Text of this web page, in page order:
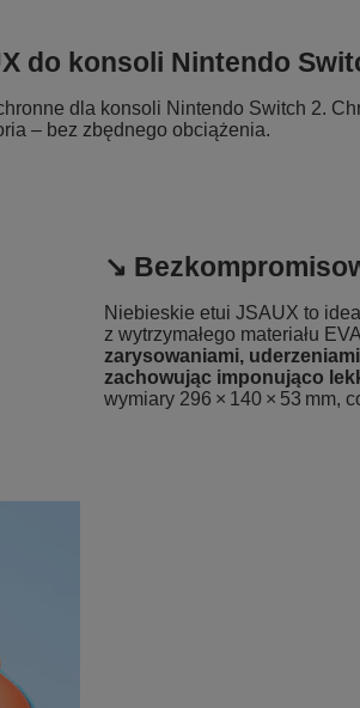
do konsoli Nintendo
dla konsoli Nintendo Switch 2.
– bez zbędnego obciążenia.
↘️
Niebieskie etui JSAUX to
z wytrzymałego materiału
zarysowaniami,
zachowując imponująco
wymiary 296 × 140 × 53 mm,